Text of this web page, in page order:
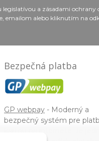
a zásadami
emailom alebo kliknutím na
Bezpečná platba
GP webpay - Moderný a
bezpečný systém pre
kartou na internete. Je